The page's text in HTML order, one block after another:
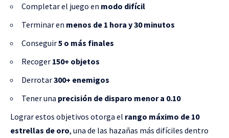
Completar el juego en modo difícil
Terminar en menos de 1 hora y 30 minutos
Conseguir5 o más finales
Recoger 150+ objetos
Derrotar300+ enemigos
Tener una precisión de disparo menor a 0.10
Lograr estos objetivos otorga el rango máximo de 10
estrellas de oro, una de las hazañas más difíciles dentro